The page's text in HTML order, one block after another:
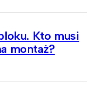
Kto musi
montaż?